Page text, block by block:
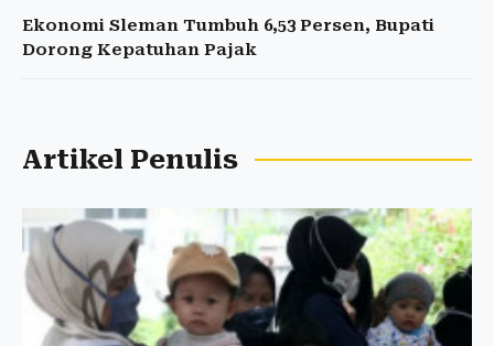
Ekonomi Sleman Tumbuh 6,53 Persen, Bupati
Dorong Kepatuhan Pajak
Artikel Penulis